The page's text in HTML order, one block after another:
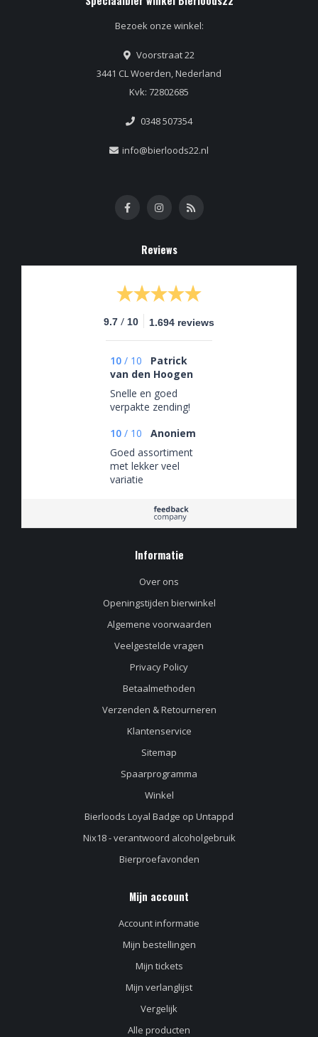
Bezoek onze winkel:
Voorstraat 22
3441 CL Woerden, Nederland
Kvk: 72802685
0348 507354
info@bierloods22.nl
Reviews
9.7 / 10 1.694 reviews
10 / 10
Patrick
van den Hoogen
Snelle en goed
verpakte zending!
10 / 10
Anoniem
Goed assortiment
met lekker veel
variatie
Informatie
Over ons
Openingstijden bierwinkel
Algemene voorwaarden
Veelgestelde vragen
Privacy Policy
Betaalmethoden
Verzenden & Retourneren
Klantenservice
Sitemap
Spaarprogramma
Winkel
Bierloods Loyal Badge op Untappd
Nix18 - verantwoord alcoholgebruik
Bierproefavonden
Mijn account
Account informatie
Mijn bestellingen
Mijn tickets
Mijn verlanglijst
Vergelijk
Alle producten